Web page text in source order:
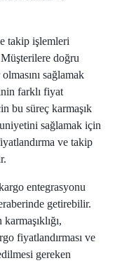
takip işlemleri
doğru
sağlamak
farklı fiyat
bu süreç karmaşık
sağlamak için
ve takip
entegrasyonu
getirebilir.
fiyatlandırması ve
gereken